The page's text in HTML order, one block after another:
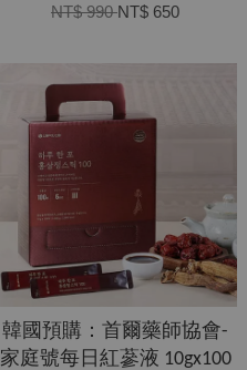
NT$ 990NT$ 650
韓國預購：首爾藥師協會-
家庭號每日紅蔘液 10gx100